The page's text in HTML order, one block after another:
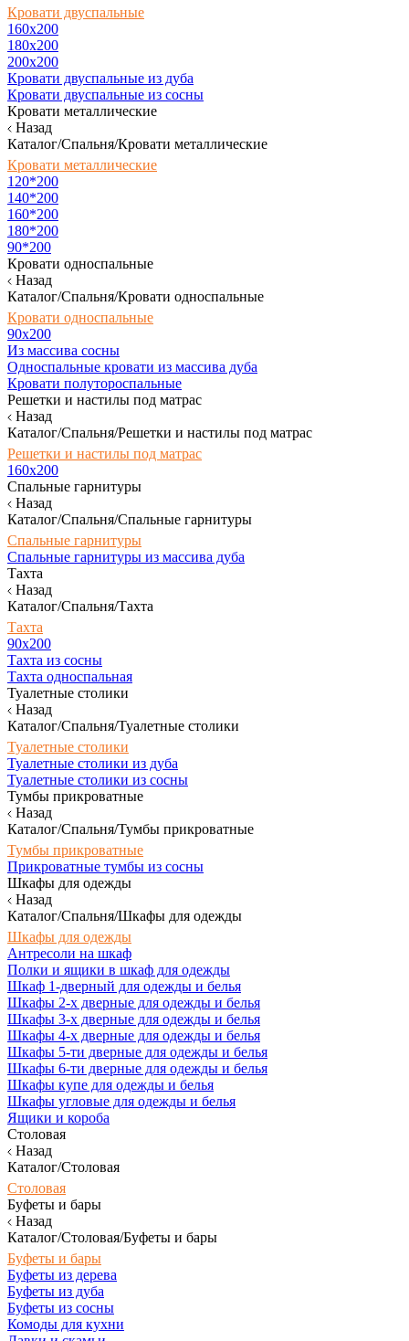
Кровати двуспальные
160х200
180x200
200x200
Кровати двуспальные из дуба
Кровати двуспальные из сосны
Кровати металлические
Назад
Каталог/Спальня/Кровати металлические
Кровати металлические
120*200
140*200
160*200
180*200
90*200
Кровати односпальные
Назад
Каталог/Спальня/Кровати односпальные
Кровати односпальные
90х200
Из массива сосны
Односпальные кровати из массива дуба
Кровати полутороспальные
Решетки и настилы под матрас
Назад
Каталог/Спальня/Решетки и настилы под матрас
Решетки и настилы под матрас
160х200
Спальные гарнитуры
Назад
Каталог/Спальня/Спальные гарнитуры
Спальные гарнитуры
Спальные гарнитуры из массива дуба
Тахта
Назад
Каталог/Спальня/Тахта
Тахта
90х200
Тахта из сосны
Тахта односпальная
Туалетные столики
Назад
Каталог/Спальня/Туалетные столики
Туалетные столики
Туалетные столики из дуба
Туалетные столики из сосны
Тумбы прикроватные
Назад
Каталог/Спальня/Тумбы прикроватные
Тумбы прикроватные
Прикроватные тумбы из сосны
Шкафы для одежды
Назад
Каталог/Спальня/Шкафы для одежды
Шкафы для одежды
Антресоли на шкаф
Полки и ящики в шкаф для одежды
Шкаф 1-дверный для одежды и белья
Шкафы 2-х дверные для одежды и белья
Шкафы 3-х дверные для одежды и белья
Шкафы 4-х дверные для одежды и белья
Шкафы 5-ти дверные для одежды и белья
Шкафы 6-ти дверные для одежды и белья
Шкафы купе для одежды и белья
Шкафы угловые для одежды и белья
Ящики и короба
Столовая
Назад
Каталог/Столовая
Столовая
Буфеты и бары
Назад
Каталог/Столовая/Буфеты и бары
Буфеты и бары
Буфеты из дерева
Буфеты из дуба
Буфеты из сосны
Комоды для кухни